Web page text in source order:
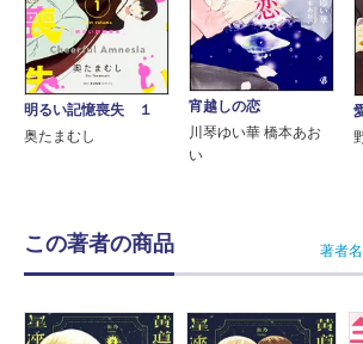
明るい記憶喪失 １
奥たまむし
宵越しの恋
川琴ゆい華 橋本あお
い
この著者の商品 著者